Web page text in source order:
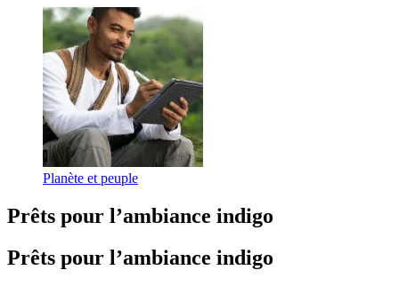
Planète et peuple
Prêts pour l’ambiance indigo
Prêts pour l’ambiance indigo